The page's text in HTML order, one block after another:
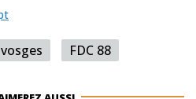
vosges FDC 88